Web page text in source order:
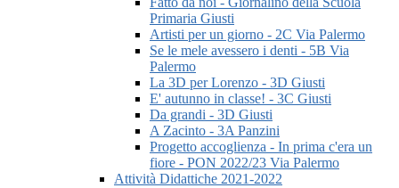
Primaria Giusti
Artisti per un giorno - 2C Via Palermo
Se le mele avessero i denti - 5B Via
Palermo
La 3D per Lorenzo - 3D Giusti
E' autunno in classe! - 3C Giusti
Da grandi - 3D Giusti
A Zacinto - 3A Panzini
Progetto accoglienza - In prima c'era un
fiore - PON 2022/23 Via Palermo
Attività Didattiche 2021-2022